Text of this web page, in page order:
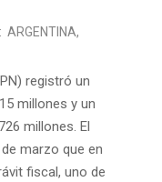
ARGENTINA,
registró un
millones y un
millones. El
marzo que en
fiscal, uno de